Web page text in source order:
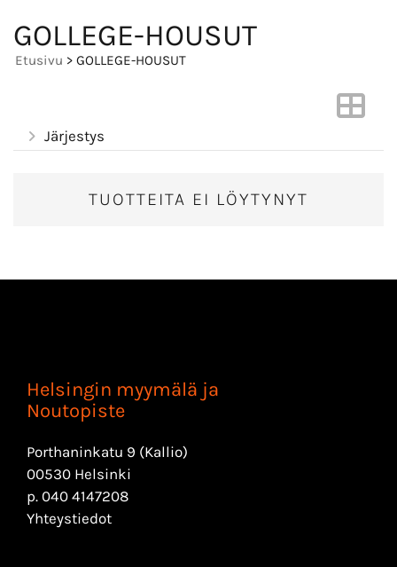
GOLLEGE-HOUSUT
Etusivu > GOLLEGE-HOUSUT
Järjestys
TUOTTEITA EI LÖYTYNYT
Helsingin myymälä ja
Noutopiste
Porthaninkatu 9 (Kallio)
00530 Helsinki
p. 040 4147208
Yhteystiedot